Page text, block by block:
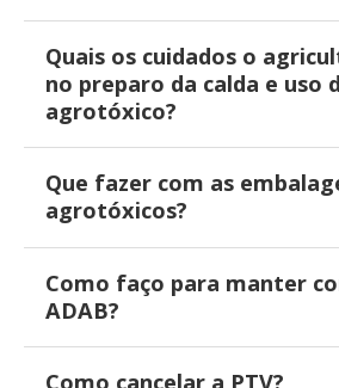
Quais os cuidados o
no preparo da calda e uso
agrotóxico?
Que fazer com as
agrotóxicos?
Como faço para manter
ADAB?
Como cancelar a PTV?